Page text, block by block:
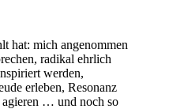
hat: mich angenommen
radikal ehrlich
werden,
erleben, Resonanz
… und noch so